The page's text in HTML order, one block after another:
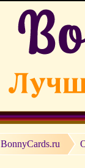
BonnyCards.ru